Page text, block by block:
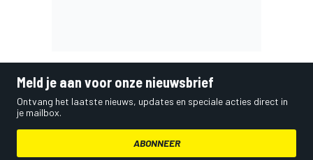
Meld je aan voor onze nieuwsbrief
Ontvang het laatste nieuws, updates en speciale acties direct in
je mailbox.
ABONNEER